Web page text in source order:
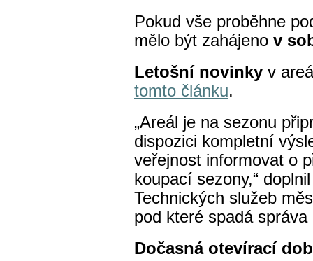
Pokud vše proběhne
mělo být zahájeno v
Letošní novinky v
tomto článku.
„Areál je na sezonu
dispozici kompletní
veřejnost informovat o
koupací sezony,“
Technických služeb
pod které spadá správa
Dočasná otevírací